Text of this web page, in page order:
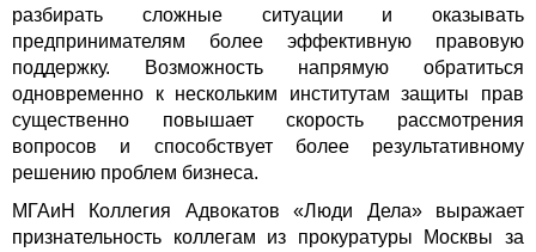
разбирать сложные ситуации и оказывать
предпринимателям более эффективную правовую
поддержку. Возможность напрямую обратиться
одновременно к нескольким институтам защиты прав
существенно повышает скорость рассмотрения
вопросов и способствует более результативному
решению проблем бизнеса.
МГАиН Коллегия Адвокатов «Люди Дела» выражает
признательность коллегам из прокуратуры Москвы за